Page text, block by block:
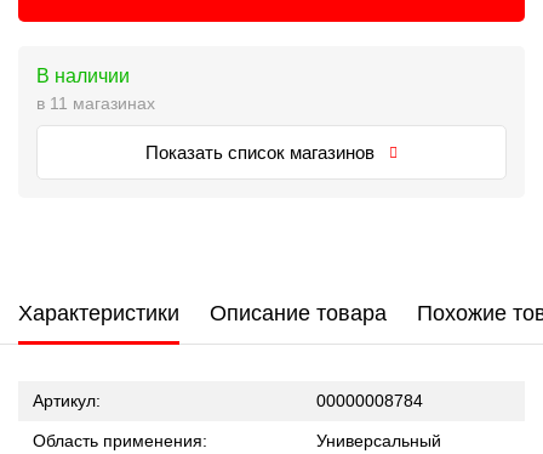
В наличии
в 11 магазинах
Показать список магазинов
Характеристики Описание товара Похожие
Артикул: 00000008784
Область применения: Универсальный